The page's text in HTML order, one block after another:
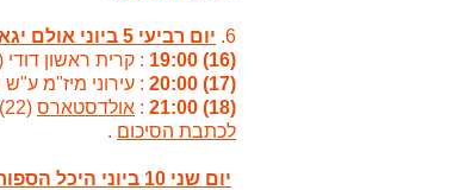
6. יום רביעי 5 ביוני אולם יגאל אלון ראשון לציון
(16) 19:00
: קרית ראשון דודי (13) 24
(17) 20:00
: עירוני מיז"מ ע"ש
(18) 21:00
: אולדסטארס (22)
לכתבת הסיכום .
יום שני 10 ביוני היכל הספורט גן נחום ראשל"צ